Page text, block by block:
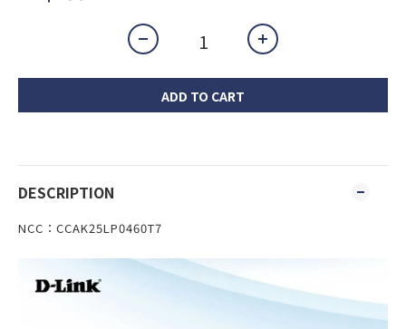
ADD TO CART
DESCRIPTION
NCC：CCAK25LP0460T7